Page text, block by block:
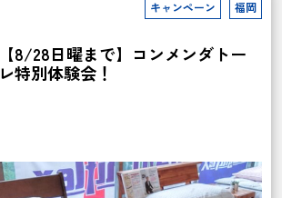
キャンペーン 福岡
【8/28日曜まで】コンメンダトー
レ特別体験会！